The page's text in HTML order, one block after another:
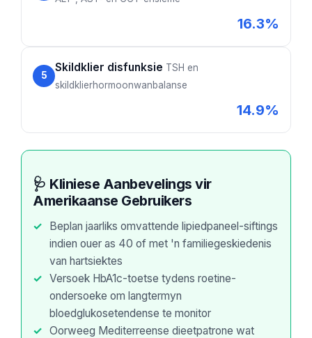
16.3%
5
Skildklier disfunksie TSH en
skildklierhormoonwanbalanse
14.9%
🩺 Kliniese Aanbevelings vir
Amerikaanse Gebruikers
Beplan jaarliks omvattende lipiedpaneel-siftings
indien ouer as 40 of met 'n familiegeskiedenis
van hartsiektes
Versoek HbA1c-toetse tydens roetine-
ondersoeke om langtermyn
bloedglukosetendense te monitor
Oorweeg Mediterreense dieetpatrone wat